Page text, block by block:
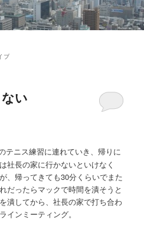
ブ
い
テニス練習に連れていき、帰りに
長の家に行かないといけなく
、帰ってきても30分くらいでまた
だったらマックで時間を潰そうと
してから、社長の家で打ち合わ
インミーティング。